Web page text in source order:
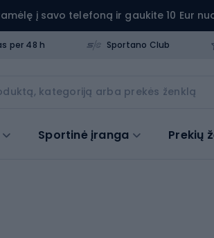
į savo telefoną ir gaukite 10 Eur
per 48 h Sportano Club
Sportinė įranga Prekių